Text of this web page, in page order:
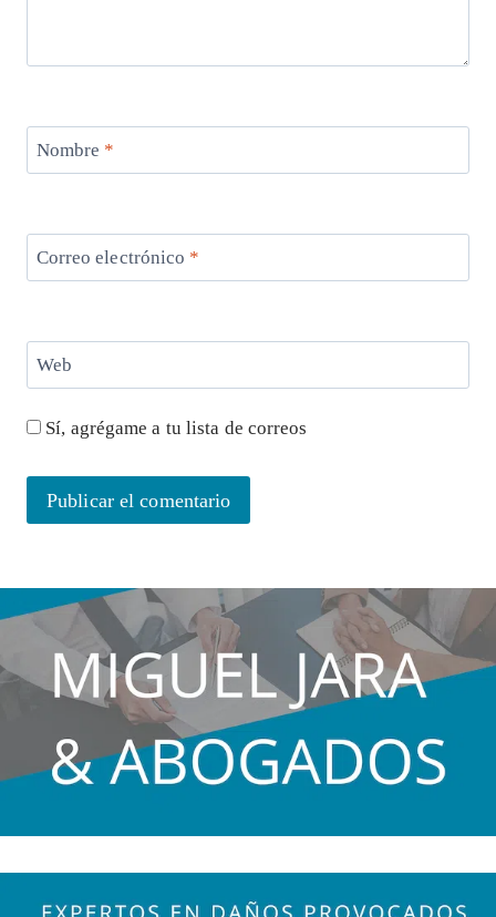
Nombre *
Correo electrónico *
Web
Sí, agrégame a tu lista de correos